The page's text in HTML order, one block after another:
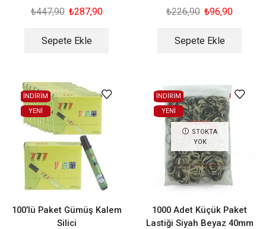
₺447,90 ₺287,90
Sepete Ekle
₺226,90 ₺96,90
Sepete Ekle
İNDİRİM
YENI
100’lü Paket Gümüş Kalem
Silici
İNDİRİM
YENI
STOKTA
YOK
1000 Adet Küçük Paket
Lastiği Siyah Beyaz 40mm